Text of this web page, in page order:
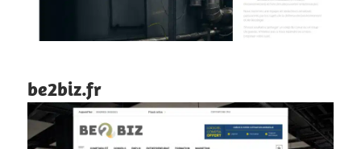
be2biz.fr